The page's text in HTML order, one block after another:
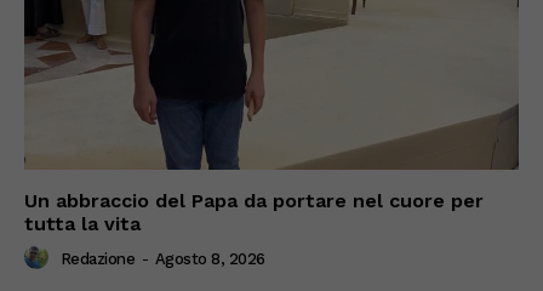
Un abbraccio del Papa da portare nel cuore per
tutta la vita
Redazione - Agosto 8, 2026